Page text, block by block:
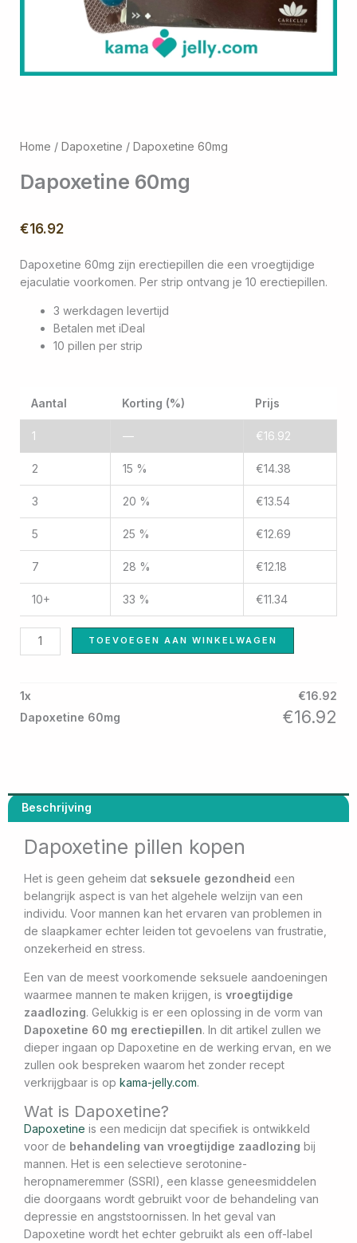
Home / Dapoxetine / Dapoxetine 60mg
Dapoxetine 60mg
€16.92
Dapoxetine 60mg zijn erectiepillen die een vroegtijdige
ejaculatie voorkomen. Per strip ontvang je 10 erectiepillen.
3 werkdagen levertijd
Betalen met iDeal
10 pillen per strip
Aantal Korting (%) Prijs
1 — €16.92
2 15 % €14.38
3 20 % €13.54
5 25 % €12.69
7 28 % €12.18
10+ 33 % €11.34
aantal
TOEVOEGEN AAN WINKELWAGEN
1x €16.92
Dapoxetine 60mg
€16.92
Beschrijving
Dapoxetine pillen kopen
Het is geen geheim dat seksuele gezondheid een
belangrijk aspect is van het algehele welzijn van een
individu. Voor mannen kan het ervaren van problemen in
de slaapkamer echter leiden tot gevoelens van frustratie,
onzekerheid en stress.
Een van de meest voorkomende seksuele aandoeningen
waarmee mannen te maken krijgen, is vroegtijdige
zaadlozing. Gelukkig is er een oplossing in de vorm van
Dapoxetine 60 mg erectiepillen. In dit artikel zullen we
dieper ingaan op Dapoxetine en de werking ervan, en we
zullen ook bespreken waarom het zonder recept
verkrijgbaar is op kama-jelly.com.
Wat is Dapoxetine?
Dapoxetine is een medicijn dat specifiek is ontwikkeld
voor de behandeling van vroegtijdige zaadlozing bij
mannen. Het is een selectieve serotonine-
heropnameremmer (SSRI), een klasse geneesmiddelen
die doorgaans wordt gebruikt voor de behandeling van
depressie en angststoornissen. In het geval van
Dapoxetine wordt het echter gebruikt als een off-label